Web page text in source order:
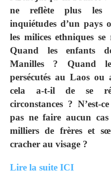
ne reflète plus les
inquiétudes d’un pays
les milices ethniques
Quand les enfants
Manilles ? Quand
persécutés au Laos
cela a-t-il de se
circonstances ? N’est-
pas ne faire aucun
milliers de frères et
cracher au visage ?
Lire la suite ICI